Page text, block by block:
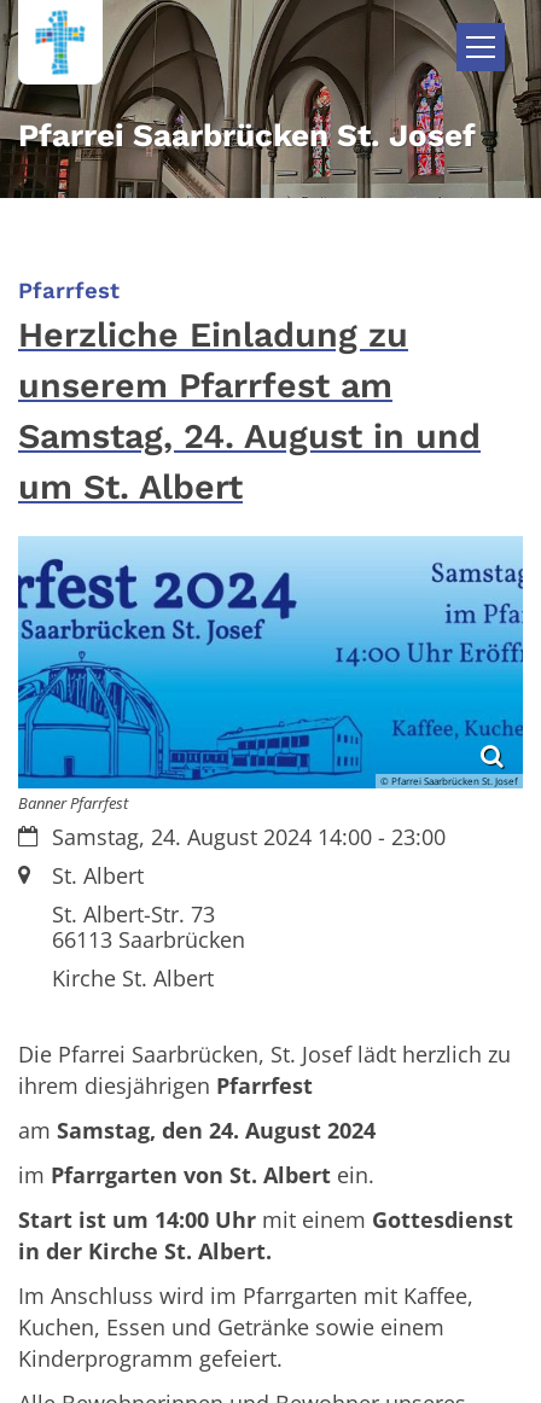
Zum Inhalt springen
Pfarrei Saarbrücken St. Josef
Pfarrfest:
Herzliche Einladung zu
unserem Pfarrfest am
Samstag, 24. August in und
um St. Albert
© Pfarrei Saarbrücken St. Josef
Banner Pfarrfest
Datum:Samstag, 24. August 2024 14:00 - 23:00
Ort:St. Albert
St. Albert-Str. 73
66113Saarbrücken
Kirche St. Albert
Die Pfarrei Saarbrücken, St. Josef lädt herzlich zu
ihrem diesjährigen Pfarrfest
am Samstag, den 24. August 2024
im Pfarrgarten von St. Albert ein.
Start ist um 14:00 Uhr mit einem Gottesdienst
in der Kirche St. Albert.
Im Anschluss wird im Pfarrgarten mit Kaffee,
Kuchen, Essen und Getränke sowie einem
Kinderprogramm gefeiert.